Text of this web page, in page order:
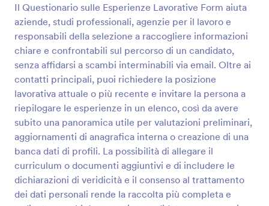
Il Questionario sulle Esperienze Lavorative Form aiuta
aziende, studi professionali, agenzie per il lavoro e
responsabili della selezione a raccogliere informazioni
chiare e confrontabili sul percorso di un candidato,
senza affidarsi a scambi interminabili via email. Oltre ai
contatti principali, puoi richiedere la posizione
lavorativa attuale o più recente e invitare la persona a
riepilogare le esperienze in un elenco, così da avere
subito una panoramica utile per valutazioni preliminari,
aggiornamenti di anagrafica interna o creazione di una
banca dati di profili. La possibilità di allegare il
curriculum o documenti aggiuntivi e di includere le
dichiarazioni di veridicità e il consenso al trattamento
dei dati personali rende la raccolta più completa e
Anteprima